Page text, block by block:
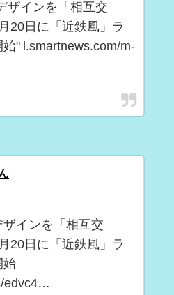
ザインを「相互交
20日に「近鉄風」ラ
" l.smartnews.com/m-
インを「相互交
20日に「近鉄風」ラ
始
edvc4…